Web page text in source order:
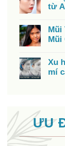
từ
Mũi
Mũi
Xu
mí
ƯU